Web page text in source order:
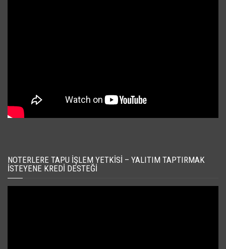
NOTERLERE TAPU İŞLEM YETKISI – YALITIM TAPTIRMAK
İSTEYENE KREDI DESTEĞI